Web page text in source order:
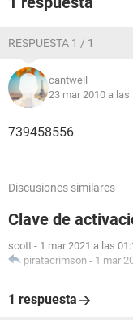
RESPUESTA 1 / 1
cantwell
23 mar 2010 a las
739458556
Discusiones similares
Clave de
scott - 1 mar 2021 a las
piratacrimson - 1 mar
1 respuesta